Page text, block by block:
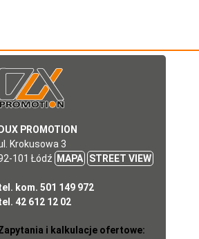
PROMOTION
Krokusowa 3
101 Łódź MAPA STREET VIEW
kom. 501 149 972
42 612 12 02
i kalkulacje ofertowe: